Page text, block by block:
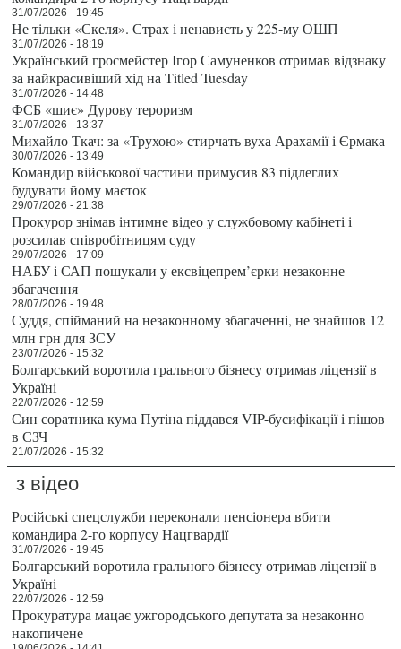
31/07/2026 - 19:45
Не тільки «Скеля». Страх і ненависть у 225-му ОШП
31/07/2026 - 18:19
Український гросмейстер Ігор Самуненков отримав відзнаку
за найкрасивіший хід на Titled Tuesday
31/07/2026 - 14:48
ФСБ «шиє» Дурову тероризм
31/07/2026 - 13:37
Михайло Ткач: за «Трухою» стирчать вуха Арахамії і Єрмака
30/07/2026 - 13:49
Командир військової частини примусив 83 підлеглих
будувати йому маєток
29/07/2026 - 21:38
Прокурор знімав інтимне відео у службовому кабінеті і
розсилав співробітницям суду
29/07/2026 - 17:09
НАБУ і САП пошукали у ексвіцепрем’єрки незаконне
збагачення
28/07/2026 - 19:48
Суддя, спійманий на незаконному збагаченні, не знайшов 12
млн грн для ЗСУ
23/07/2026 - 15:32
Болгарський воротила грального бізнесу отримав ліцензії в
Україні
22/07/2026 - 12:59
Син соратника кума Путіна піддався VIP-бусифікації і пішов
в СЗЧ
21/07/2026 - 15:32
з відео
Російські спецслужби переконали пенсіонера вбити
командира 2-го корпусу Нацгвардії
31/07/2026 - 19:45
Болгарський воротила грального бізнесу отримав ліцензії в
Україні
22/07/2026 - 12:59
Прокуратура мацає ужгородського депутата за незаконно
накопичене